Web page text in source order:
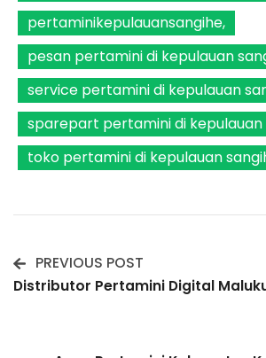
pertaminikepulauansangihe
pesan pertamini di kepulauan
service pertamini di kepulauan
sparepart pertamini di kepulauan
toko pertamini di kepulauan
Post
PREVIOUS POST
Distributor Pertamini Digital